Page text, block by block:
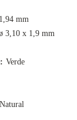
mm
3,10 x 1,9 mm
Verde